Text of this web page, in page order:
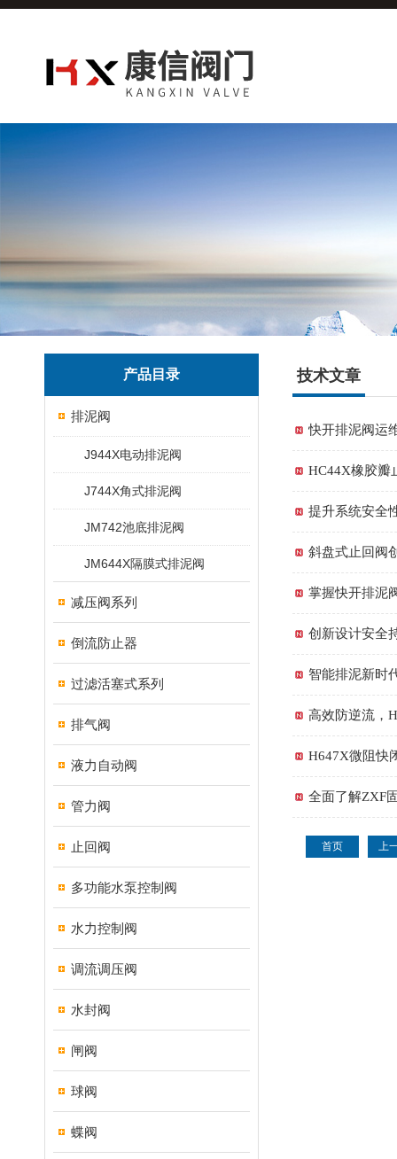
产品目录
排泥阀
J944X电动排泥阀
J744X角式排泥阀
JM742池底排泥阀
JM644X隔膜式排泥阀
减压阀系列
倒流防止器
过滤活塞式系列
排气阀
液力自动阀
管力阀
止回阀
多功能水泵控制阀
水力控制阀
调流调压阀
水封阀
闸阀
球阀
蝶阀
技术文章
快开排泥阀运
HC44X橡胶瓣
提升系统安全
斜盘式止回阀
掌握快开排泥
创新设计安全
智能排泥新时
高效防逆流，
H647X微阻快
全面了解ZXF
首页 上